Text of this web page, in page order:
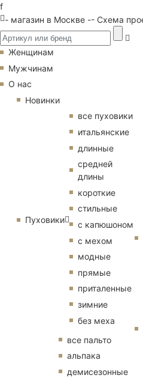
f
- магазин в Москве -- Схема
Женщинам
Мужчинам
О нас
Новинки
Пуховики
все пуховики
итальянские
длинные
средней
длины
короткие
стильные
с капюшоном
с мехом
модные
прямые
приталенные
зимние
без меха
все пальто
альпака
демисезонные